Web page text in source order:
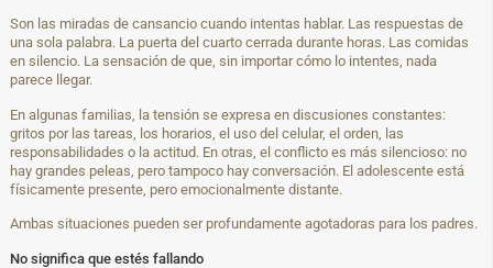
Son las miradas de cansancio cuando intentas hablar. Las respuestas de
una sola palabra. La puerta del cuarto cerrada durante horas. Las comidas
en silencio. La sensación de que, sin importar cómo lo intentes, nada
parece llegar.
En algunas familias, la tensión se expresa en discusiones constantes:
gritos por las tareas, los horarios, el uso del celular, el orden, las
responsabilidades o la actitud. En otras, el conflicto es más silencioso: no
hay grandes peleas, pero tampoco hay conversación. El adolescente está
físicamente presente, pero emocionalmente distante.
Ambas situaciones pueden ser profundamente agotadoras para los padres.
No significa que estés fallando